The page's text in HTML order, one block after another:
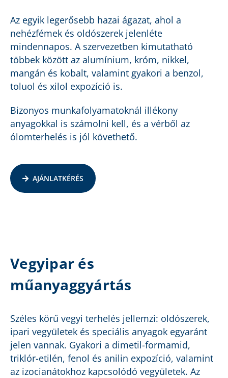
Az egyik legerősebb hazai ágazat, ahol a
nehézfémek és oldószerek jelenléte
mindennapos. A szervezetben kimutatható
többek között az alumínium, króm, nikkel,
mangán és kobalt, valamint gyakori a benzol,
toluol és xilol expozíció is.
Bizonyos munkafolyamatoknál illékony
anyagokkal is számolni kell, és a vérből az
ólomterhelés is jól követhető.
AJÁNLATKÉRÉS
Vegyipar és
műanyaggyártás
Széles körű vegyi terhelés jellemzi: oldószerek,
ipari vegyületek és speciális anyagok egyaránt
jelen vannak. Gyakori a dimetil-formamid,
triklór-etilén, fenol és anilin expozíció, valamint
az izocianátokhoz kapcsolódó vegyületek. Az